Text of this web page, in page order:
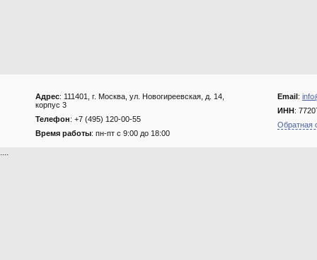
Адрес: 111401, г. Москва, ул. Новогиреевская, д. 14,
корпус 3
Телефон: +7 (495) 120-00-55
Время работы: пн-пт с 9:00 до 18:00
Email:
ИНН:
Обратная
....